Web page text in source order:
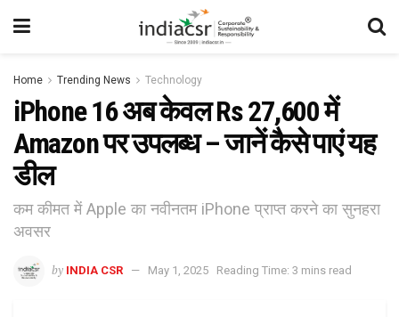
Home Trending News Technology
iPhone 16 अब केवल Rs 27,600 में
Amazon पर उपलब्ध – जानें कैसे पाएं यह
डील
कम कीमत में Apple का नवीनतम iPhone प्राप्त करने का सुनहरा
अवसर
by INDIA CSR May 1, 2025 Reading Time: 3 mins read